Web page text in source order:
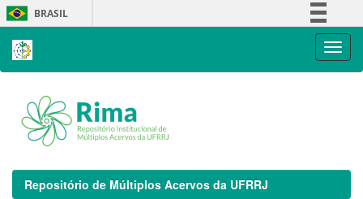
Skip
navigation
BRASIL
Repositório de Múltiplos Acervos da UFRRJ